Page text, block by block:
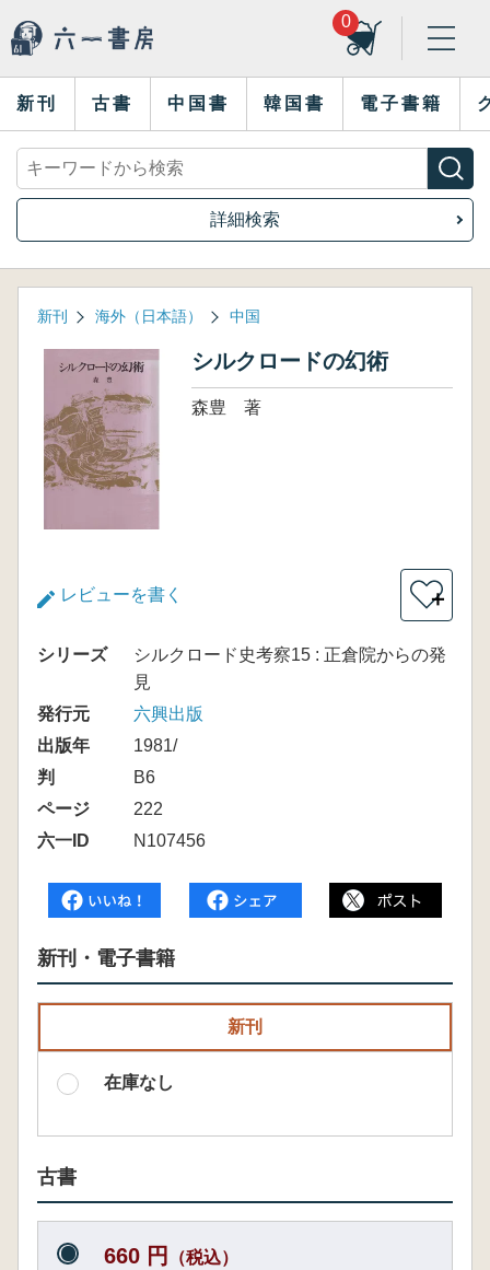
0
新刊 古書 中国書 韓国書 電子書籍
詳細検索
新刊 海外（日本語） 中国
シルクロードの幻術
森豊 著
レビューを書く ＋
シリーズ
シルクロード史考察15 : 正倉院からの発
見
発行元
六興出版
出版年
1981/
判
B6
ページ
222
六一ID
N107456
新刊・電子書籍
新刊
在庫なし
古書
660 円 （税込）